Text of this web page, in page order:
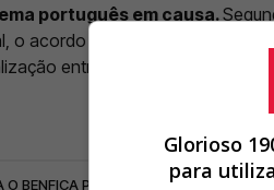
português em causa.
o acordo entre o jogador e o
entre as duas equipas.
O BENFICA POR 15M DE EUROS, MAS O
Glorioso
para